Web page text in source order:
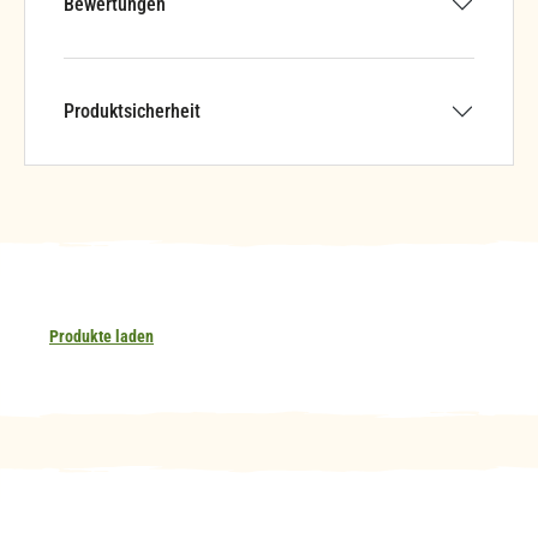
Produktsicherheit
Produkte laden